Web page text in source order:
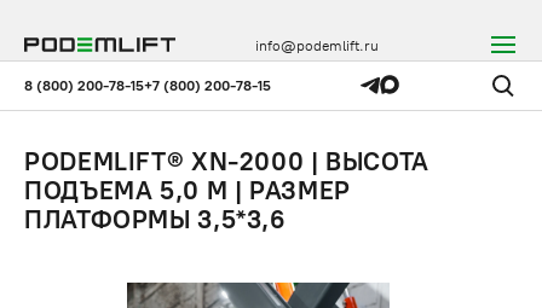
8 (800) 200-78-15+7 (800) 200-78-15
info@podemlift.ru
PODEMLIFT® XN-2000 | ВЫСОТА
ПОДЪЕМА 5,0 М | РАЗМЕР
ПЛАТФОРМЫ 3,5*3,6